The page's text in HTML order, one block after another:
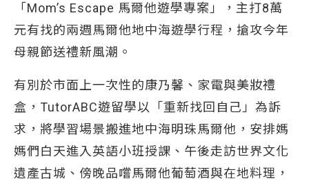
「Mom’s Escape 馬爾他遊學專案」，主打8萬
元有找的兩週馬爾他地中海遊學行程，搶攻今年
母親節送禮新風潮。
有別於市面上一次性的康乃馨、家電與美妝禮
盒，TutorABC遊留學以「重新找回自己」為訴
求，將學習場景搬進地中海明珠馬爾他，安排媽
媽們白天進入英語小班授課、午後走訪世界文化
遺產古城、傍晚品嚐馬爾他葡萄酒與在地料理，